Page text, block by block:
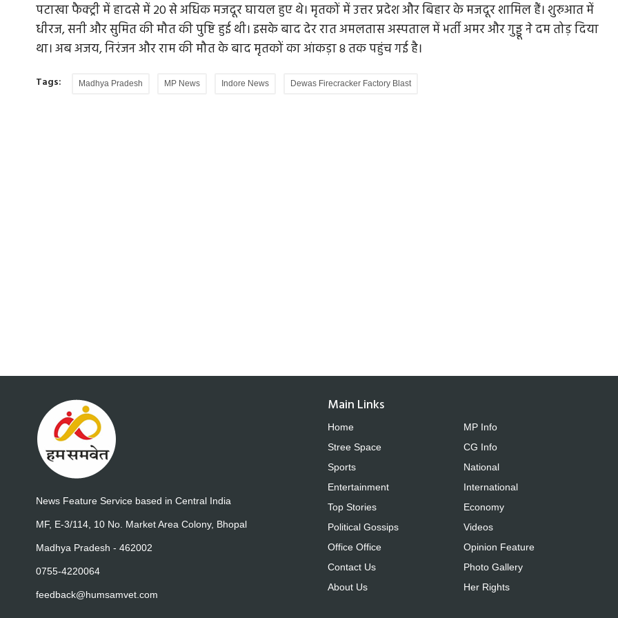
पटाखा फैक्ट्री में हादसे में 20 से अधिक मजदूर घायल हुए थे। मृतकों में उत्तर प्रदेश और बिहार के मजदूर शामिल हैं। शुरुआत में
धीरज, सनी और सुमित की मौत की पुष्टि हुई थी। इसके बाद देर रात अमलतास अस्पताल में भर्ती अमर और गुड्डू ने दम तोड़ दिया
था। अब अजय, निरंजन और राम की मौत के बाद मृतकों का आंकड़ा 8 तक पहुंच गई है।
Tags: Madhya Pradesh MP News Indore News Dewas Firecracker Factory Blast
ट्रंप...
इलनेस...
News Feature Service based in Central India
MF, E-3/114, 10 No. Market Area Colony, Bhopal
Madhya Pradesh - 462002
0755-4220064
feedback@humsamvet.com
Main Links
Home
Stree Space
Sports
Entertainment
Top Stories
Political Gossips
Office Office
Contact Us
About Us
MP Info
CG Info
National
International
Economy
Videos
Opinion Feature
Photo Gallery
Her Rights